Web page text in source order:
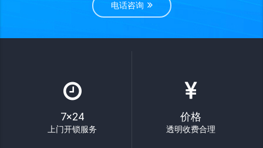
电话咨询
7×24
上门开锁服务
价格
透明收费合理